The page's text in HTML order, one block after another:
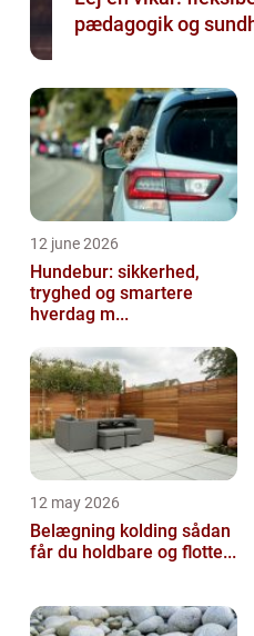
pædagogik og
12 june 2026
Hundebur: sikkerhed,
tryghed og smartere
hverdag m...
12 may 2026
Belægning kolding sådan
får du holdbare og flotte...